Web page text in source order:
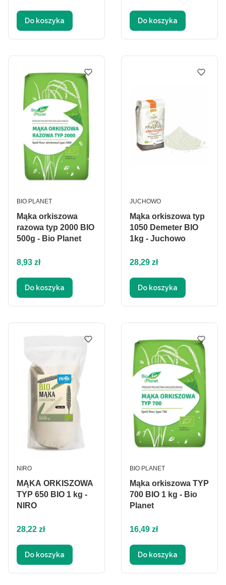
Do koszyka Do koszyka
Mąka orkiszowa
razowa typ 2000 BIO
500g - Bio Planet
PRODUCENT
BIO PLANET
Cena
8,93 zł
Do koszyka
Mąka orkiszowa typ
1050 Demeter BIO
1kg - Juchowo
PRODUCENT
JUCHOWO
Cena
28,29 zł
Do koszyka
MĄKA ORKISZOWA
TYP 650 BIO 1 kg -
NIRO
PRODUCENT
NIRO
Cena
28,22 zł
Do koszyka
Mąka orkiszowa TYP
700 BIO 1 kg - Bio
Planet
PRODUCENT
BIO PLANET
Cena
16,49 zł
Do koszyka